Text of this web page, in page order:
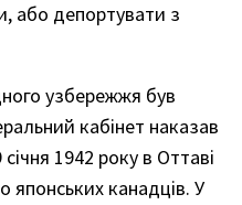
або депортувати з
узбережжя був
кабінет наказав
1942 року в Оттаві
японських канадців. У